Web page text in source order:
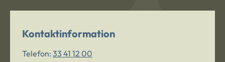
Kontaktinformation
Telefon: 33 41 12 00